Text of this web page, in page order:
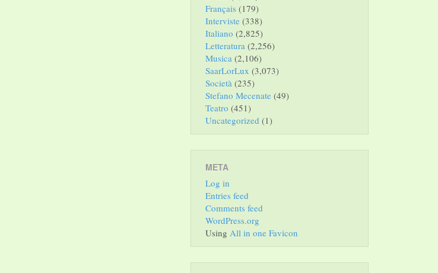
Français (179)
Interviste (338)
Italiano (2,825)
Letteratura (2,256)
Musica (2,106)
SaarLorLux (3,073)
Società (235)
Stefano Mecenate (49)
Teatro (451)
Uncategorized (1)
META
Log in
Entries feed
Comments feed
WordPress.org
Using All in one Favicon